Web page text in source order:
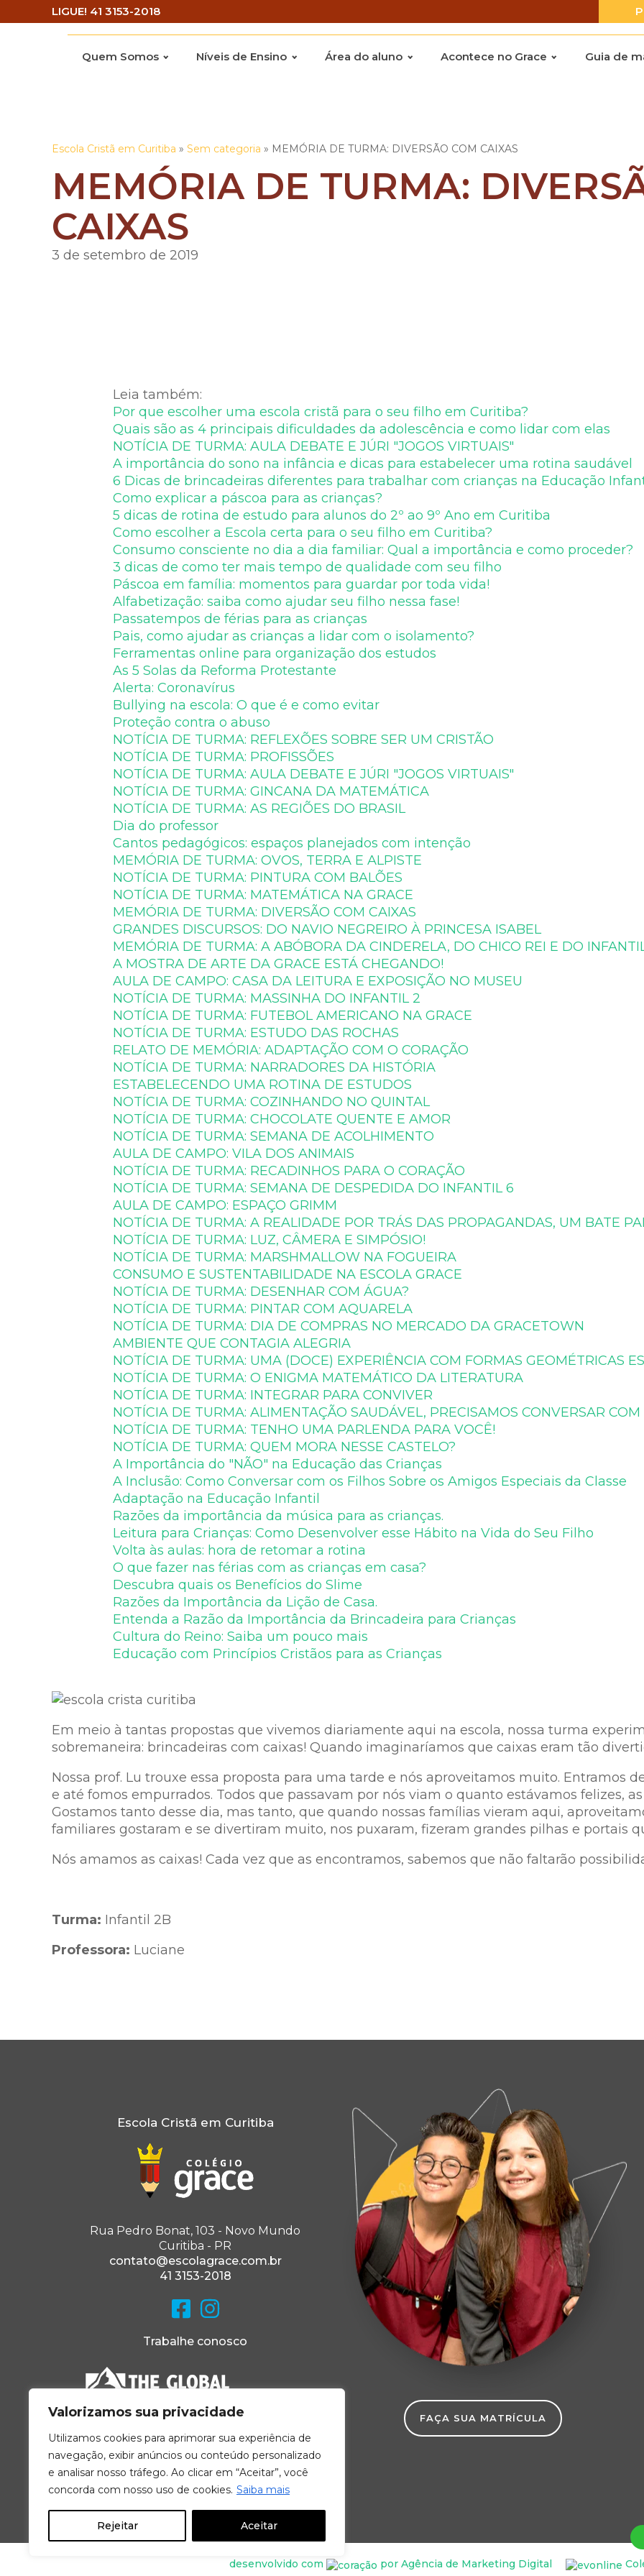
Valorizamos sua privacidade
Utilizamos cookies para aprimorar sua experiência de
navegação, exibir anúncios ou conteúdo personalizado
e analisar nosso tráfego. Ao clicar em “Aceitar”, você
concorda com nosso uso de cookies. Saiba mais
Rejeitar Aceitar
LIGUE! 41 3153-2018
Quem Somos Níveis de Ensino Área do aluno Acontece no Grace Guia de
Escola Cristã em Curitiba » Sem categoria » MEMÓRIA DE TURMA: DIVERSÃO COM CAIXAS
MEMÓRIA DE TURMA:
CAIXAS
3 de setembro de 2019
Leia também:
Por que escolher uma escola cristã para o seu filho em Curitiba?
Quais são as 4 principais dificuldades da adolescência e como lidar com elas
NOTÍCIA DE TURMA: AULA DEBATE E JÚRI "JOGOS VIRTUAIS"
A importância do sono na infância e dicas para estabelecer uma rotina saudável
6 Dicas de brincadeiras diferentes para trabalhar com crianças na Educação
Como explicar a páscoa para as crianças?
5 dicas de rotina de estudo para alunos do 2º ao 9º Ano em Curitiba
Como escolher a Escola certa para o seu filho em Curitiba?
Consumo consciente no dia a dia familiar: Qual a importância e como proceder?
3 dicas de como ter mais tempo de qualidade com seu filho
Páscoa em família: momentos para guardar por toda vida!
Alfabetização: saiba como ajudar seu filho nessa fase!
Passatempos de férias para as crianças
Pais, como ajudar as crianças a lidar com o isolamento?
Ferramentas online para organização dos estudos
As 5 Solas da Reforma Protestante
Alerta: Coronavírus
Bullying na escola: O que é e como evitar
Proteção contra o abuso
NOTÍCIA DE TURMA: REFLEXÕES SOBRE SER UM CRISTÃO
NOTÍCIA DE TURMA: PROFISSÕES
NOTÍCIA DE TURMA: AULA DEBATE E JÚRI "JOGOS VIRTUAIS"
NOTÍCIA DE TURMA: GINCANA DA MATEMÁTICA
NOTÍCIA DE TURMA: AS REGIÕES DO BRASIL
Dia do professor
Cantos pedagógicos: espaços planejados com intenção
MEMÓRIA DE TURMA: OVOS, TERRA E ALPISTE
NOTÍCIA DE TURMA: PINTURA COM BALÕES
NOTÍCIA DE TURMA: MATEMÁTICA NA GRACE
MEMÓRIA DE TURMA: DIVERSÃO COM CAIXAS
GRANDES DISCURSOS: DO NAVIO NEGREIRO À PRINCESA ISABEL
MEMÓRIA DE TURMA: A ABÓBORA DA CINDERELA, DO CHICO REI E DO
A MOSTRA DE ARTE DA GRACE ESTÁ CHEGANDO!
AULA DE CAMPO: CASA DA LEITURA E EXPOSIÇÃO NO MUSEU
NOTÍCIA DE TURMA: MASSINHA DO INFANTIL 2
NOTÍCIA DE TURMA: FUTEBOL AMERICANO NA GRACE
NOTÍCIA DE TURMA: ESTUDO DAS ROCHAS
RELATO DE MEMÓRIA: ADAPTAÇÃO COM O CORAÇÃO
NOTÍCIA DE TURMA: NARRADORES DA HISTÓRIA
ESTABELECENDO UMA ROTINA DE ESTUDOS
NOTÍCIA DE TURMA: COZINHANDO NO QUINTAL
NOTÍCIA DE TURMA: CHOCOLATE QUENTE E AMOR
NOTÍCIA DE TURMA: SEMANA DE ACOLHIMENTO
AULA DE CAMPO: VILA DOS ANIMAIS
NOTÍCIA DE TURMA: RECADINHOS PARA O CORAÇÃO
NOTÍCIA DE TURMA: SEMANA DE DESPEDIDA DO INFANTIL 6
AULA DE CAMPO: ESPAÇO GRIMM
NOTÍCIA DE TURMA: A REALIDADE POR TRÁS DAS PROPAGANDAS, UM BATE
NOTÍCIA DE TURMA: LUZ, CÂMERA E SIMPÓSIO!
NOTÍCIA DE TURMA: MARSHMALLOW NA FOGUEIRA
CONSUMO E SUSTENTABILIDADE NA ESCOLA GRACE
NOTÍCIA DE TURMA: DESENHAR COM ÁGUA?
NOTÍCIA DE TURMA: PINTAR COM AQUARELA
NOTÍCIA DE TURMA: DIA DE COMPRAS NO MERCADO DA GRACETOWN
AMBIENTE QUE CONTAGIA ALEGRIA
NOTÍCIA DE TURMA: UMA (DOCE) EXPERIÊNCIA COM FORMAS GEOMÉTRICAS
NOTÍCIA DE TURMA: O ENIGMA MATEMÁTICO DA LITERATURA
NOTÍCIA DE TURMA: INTEGRAR PARA CONVIVER
NOTÍCIA DE TURMA: ALIMENTAÇÃO SAUDÁVEL, PRECISAMOS CONVERSAR
NOTÍCIA DE TURMA: TENHO UMA PARLENDA PARA VOCÊ!
NOTÍCIA DE TURMA: QUEM MORA NESSE CASTELO?
A Importância do "NÃO" na Educação das Crianças
A Inclusão: Como Conversar com os Filhos Sobre os Amigos Especiais da Classe
Adaptação na Educação Infantil
Razões da importância da música para as crianças.
Leitura para Crianças: Como Desenvolver esse Hábito na Vida do Seu Filho
Volta às aulas: hora de retomar a rotina
O que fazer nas férias com as crianças em casa?
Descubra quais os Benefícios do Slime
Razões da Importância da Lição de Casa.
Entenda a Razão da Importância da Brincadeira para Crianças
Cultura do Reino: Saiba um pouco mais
Educação com Princípios Cristãos para as Crianças
Em meio à tantas propostas que vivemos diariamente aqui na escola, nossa turma
sobremaneira: brincadeiras com caixas! Quando imaginaríamos que caixas eram tão
Nossa prof. Lu trouxe essa proposta para uma tarde e nós aproveitamos muito. Entramos
e até fomos empurrados. Todos que passavam por nós viam o quanto estávamos felizes,
Gostamos tanto desse dia, mas tanto, que quando nossas famílias vieram aqui,
familiares gostaram e se divertiram muito, nos puxaram, fizeram grandes pilhas e portais
Nós amamos as caixas! Cada vez que as encontramos, sabemos que não faltarão
Turma: Infantil 2B
Professora: Luciane
Escola Cristã em Curitiba
Rua Pedro Bonat, 103 - Novo Mundo
Curitiba - PR
contato@escolagrace.com.br
41 3153-2018
Trabalhe conosco
FAÇA SUA MATRÍCULA
desenvolvido com por Agência de Marketing Digital